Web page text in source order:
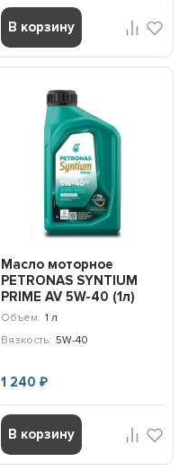
В корзину
Масло моторное
PETRONAS SYNTIUM
PRIME AV 5W-40 (1л)
71242E18EU
Объем: 1 л
Вязкость: 5W-40
1 240 ₽
В корзину